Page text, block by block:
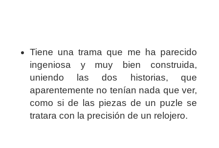
Tiene una trama que me ha parecido
ingeniosa y muy bien construida,
uniendo las dos historias, que
aparentemente no tenían nada que ver,
como si de las piezas de un puzle se
tratara con la precisión de un relojero.